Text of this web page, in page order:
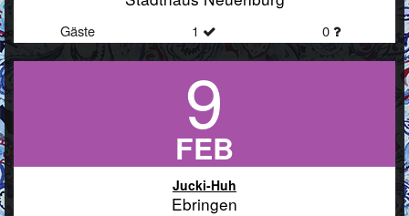
Gäste 1 0
9
FEB
Jucki-Huh
Ebringen